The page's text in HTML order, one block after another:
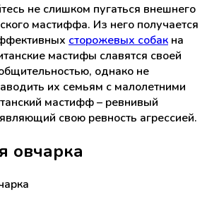
не слишком пугаться внешнего
мастиффа. Из него получается
сторожевых собак на
мастифы славятся своей
однако не
их семьям с малолетними
мастифф – ревнивый
свою ревность агрессией.
овчарка